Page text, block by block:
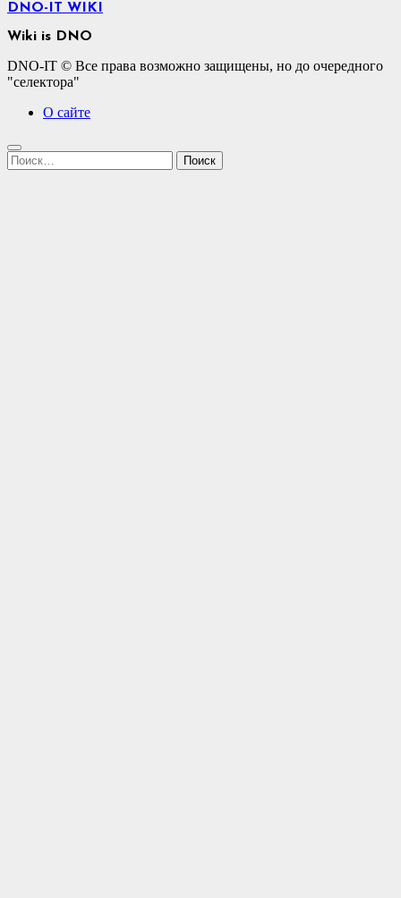
DNO-IT WIKI
Wiki is DNO
DNO-IT © Все права возможно защищены, но до очередного
"селектора"
О сайте
Найти: